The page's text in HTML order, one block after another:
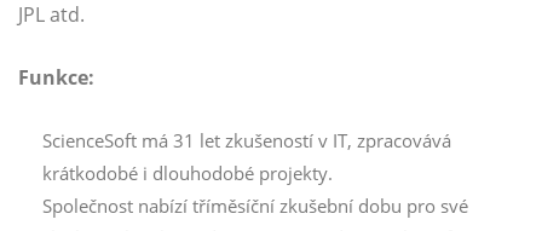
JPL atd.
Funkce:
ScienceSoft má 31 let zkušeností v IT, zpracovává
krátkodobé i dlouhodobé projekty.
Společnost nabízí tříměsíční zkušební dobu pro své